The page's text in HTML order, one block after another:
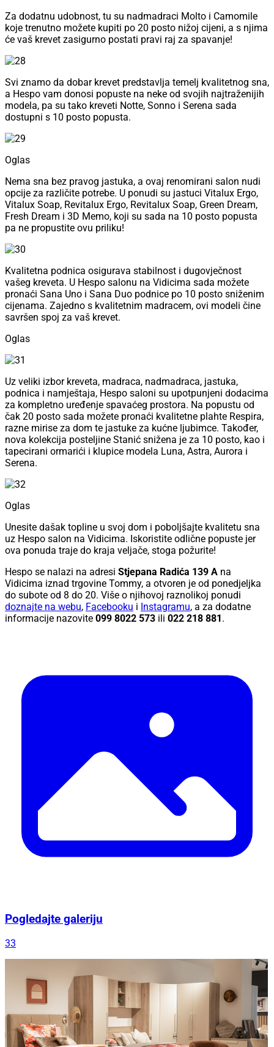
Za dodatnu udobnost, tu su nadmadraci Molto i Camomile
koje trenutno možete kupiti po 20 posto nižoj cijeni, a s njima
će vaš krevet zasigurno postati pravi raj za spavanje!
Svi znamo da dobar krevet predstavlja temelj kvalitetnog sna,
a Hespo vam donosi popuste na neke od svojih najtraženijih
modela, pa su tako kreveti Notte, Sonno i Serena sada
dostupni s 10 posto popusta.
Oglas
Nema sna bez pravog jastuka, a ovaj renomirani salon nudi
opcije za različite potrebe. U ponudi su jastuci Vitalux Ergo,
Vitalux Soap, Revitalux Ergo, Revitalux Soap, Green Dream,
Fresh Dream i 3D Memo, koji su sada na 10 posto popusta
pa ne propustite ovu priliku!
Kvalitetna podnica osigurava stabilnost i dugovječnost
vašeg kreveta. U Hespo salonu na Vidicima sada možete
pronaći Sana Uno i Sana Duo podnice po 10 posto sniženim
cijenama. Zajedno s kvalitetnim madracem, ovi modeli čine
savršen spoj za vaš krevet.
Oglas
Uz veliki izbor kreveta, madraca, nadmadraca, jastuka,
podnica i namještaja, Hespo saloni su upotpunjeni dodacima
za kompletno uređenje spavaćeg prostora. Na popustu od
čak 20 posto sada možete pronaći kvalitetne plahte Respira,
razne mirise za dom te jastuke za kućne ljubimce. Također,
nova kolekcija posteljine Stanić snižena je za 10 posto, kao i
tapecirani ormarići i klupice modela Luna, Astra, Aurora i
Serena.
Oglas
Unesite dašak topline u svoj dom i poboljšajte kvalitetu sna
uz Hespo salon na Vidicima. Iskoristite odlične popuste jer
ova ponuda traje do kraja veljače, stoga požurite!
Hespo se nalazi na adresi Stjepana Radića 139 A na
Vidicima iznad trgovine Tommy, a otvoren je od ponedjeljka
do subote od 8 do 20. Više o njihovoj raznolikoj ponudi
doznajte na webu, Facebooku i Instagramu, a za dodatne
informacije nazovite 099 8022 573 ili 022 218 881 .
Pogledajte galeriju
33